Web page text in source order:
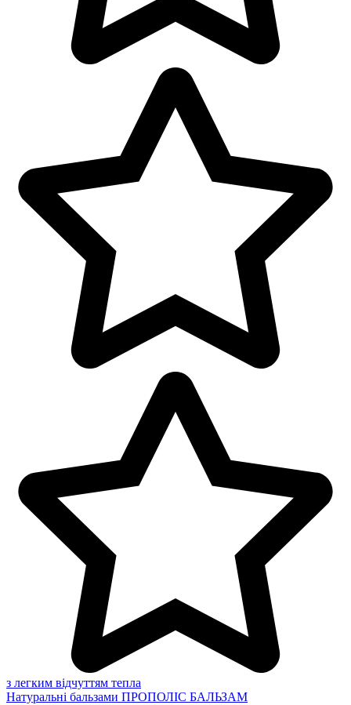
з легким відчуттям тепла
Натуральні бальзами ПРОПОЛІС БАЛЬЗАМ